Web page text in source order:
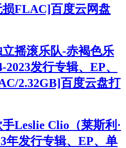
FLAC]百度云网盘
摇滚乐队-赤褐色乐
发行专辑、EP、
2.32GB]百度云盘打
Leslie Clio（莱斯利·
年发行专辑、EP、单